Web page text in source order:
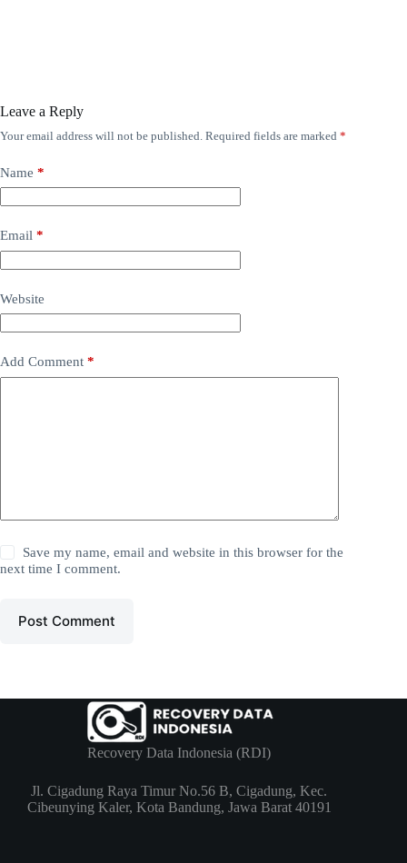
Leave a Reply
Your email address will not be published. Required fields are marked *
Name *
Email *
Website
Add Comment *
Save my name, email and website in this browser for the
next time I comment.
Post Comment
Recovery Data Indonesia (RDI)
Jl. Cigadung Raya Timur No.56 B, Cigadung, Kec.
Cibeunying Kaler, Kota Bandung, Jawa Barat 40191